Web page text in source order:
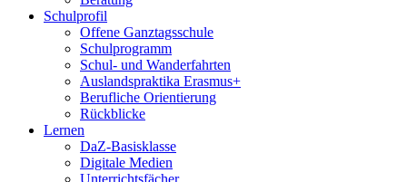
Schulprofil
Offene Ganztagsschule
Schulprogramm
Schul- und Wanderfahrten
Auslandspraktika Erasmus+
Berufliche Orientierung
Rückblicke
Lernen
DaZ-Basisklasse
Digitale Medien
Unterrichtsfächer